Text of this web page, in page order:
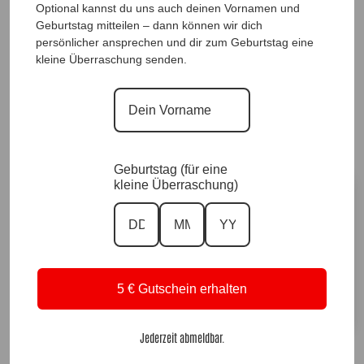
PlisseeRock Marilyn, Silber |Gr. 36 bis 46|, Anr.:
3558
Sofort für dich verfügbar ✨
In den Warenkorb
Optional kannst du uns auch deinen Vornamen und
Geburtstag mitteilen – dann können wir dich
persönlicher ansprechen und dir zum Geburtstag eine
kleine Überraschung senden.
Geburtstag (für eine
kleine Überraschung)
5 € Gutschein erhalten
Jederzeit abmeldbar.